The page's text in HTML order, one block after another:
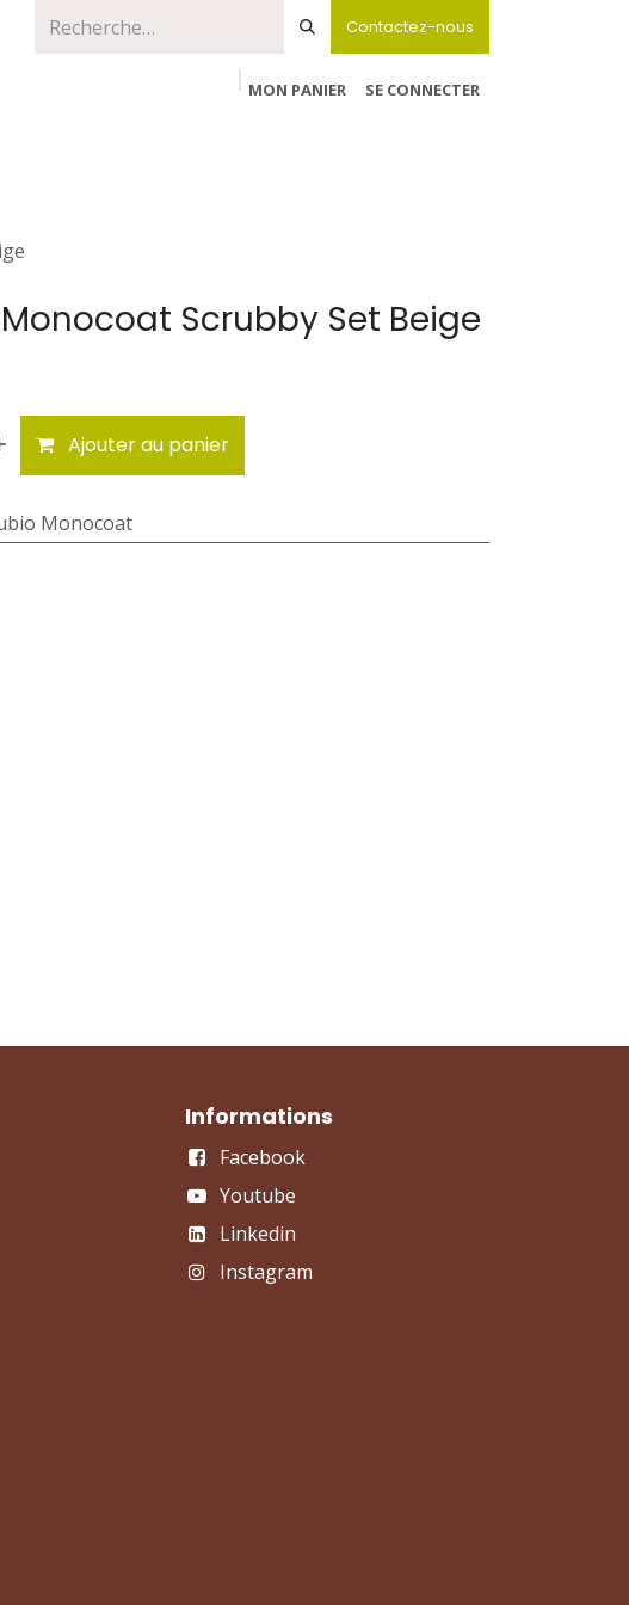
Contactez-nous
MON PANIER
SE CONNECTER
Scrubby Set Beige
Ajouter au panier
Monocoat
Informations
Facebook
Youtube
Linkedin
Instagram